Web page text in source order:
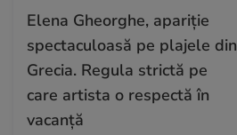
Elena Gheorghe, apariție
spectaculoasă pe plajele din
Grecia. Regula strictă pe
care artista o respectă în
vacanță